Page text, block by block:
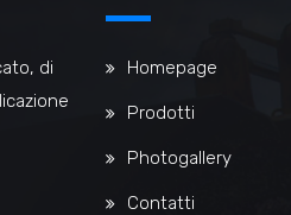
di
Homepage
Prodotti
Photogallery
Contatti